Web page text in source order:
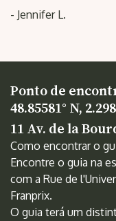
- Jennifer L.
Ponto de
48.85581° N,
11 Av. de la
Como encontrar o
Encontre o guia na
com a Rue de
Franprix.
O guia terá um